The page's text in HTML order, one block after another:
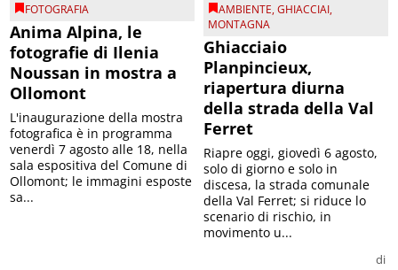
FOTOGRAFIA
Anima Alpina, le
fotografie di Ilenia
Noussan in mostra a
Ollomont
L'inaugurazione della mostra
fotografica è in programma
venerdì 7 agosto alle 18, nella
sala espositiva del Comune di
Ollomont; le immagini esposte
sa...
AMBIENTE,GHIACCIAI,
MONTAGNA
Ghiacciaio
Planpincieux,
riapertura diurna
della strada della Val
Ferret
di
Riapre oggi, giovedì 6 agosto,
solo di giorno e solo in
discesa, la strada comunale
della Val Ferret; si riduce lo
scenario di rischio, in
movimento u...